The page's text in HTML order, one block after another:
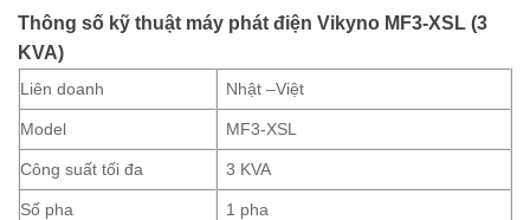
Thông số kỹ thuật máy phát điện Vikyno MF3-XSL (3
KVA)
Liên doanh Nhật –Việt
Model MF3-XSL
Công suất tối đa 3 KVA
Số pha 1 pha